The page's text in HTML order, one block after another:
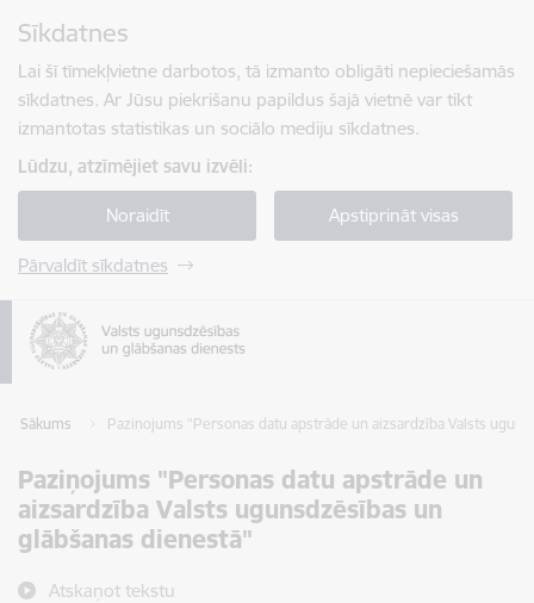
Sīkdatnes
Lai šī tīmekļvietne darbotos, tā izmanto obligāti nepieciešamās
sīkdatnes. Ar Jūsu piekrišanu papildus šajā vietnē var tikt
izmantotas statistikas un sociālo mediju sīkdatnes.
Lūdzu, atzīmējiet savu izvēli:
Noraidīt Apstiprināt visas
Pārvaldīt sīkdatnes
Sākums Paziņojums "Personas datu apstrāde un aizsardzība Valsts
Paziņojums "Personas datu apstrāde un
aizsardzība Valsts ugunsdzēsības un
glābšanas dienestā"
Atskaņot tekstu